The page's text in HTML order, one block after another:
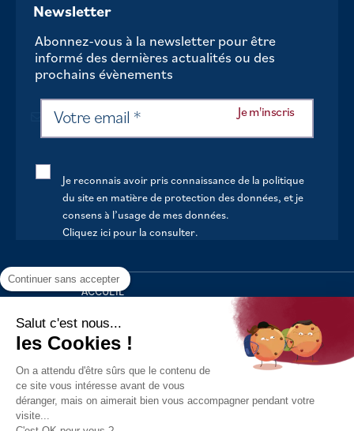
Newsletter
Abonnez-vous à la newsletter pour être
informé des dernières actualités ou des
prochains évènements
Je reconnais avoir pris connaissance de la politique
du site en matière de protection des données, et je
consens à l’usage de mes données.
Cliquez ici pour la consulter.
ACCUEIL
VOTRE MAIRIE
VOTRE QUOTIDIEN
AU FIL DE LA VIE
LOISIRS
Continuer sans accepter
Salut c'est nous...
les Cookies !
On a attendu d'être sûrs que le contenu de
ce site vous intéresse avant de vous
déranger, mais on aimerait bien vous accompagner pendant votre
visite...